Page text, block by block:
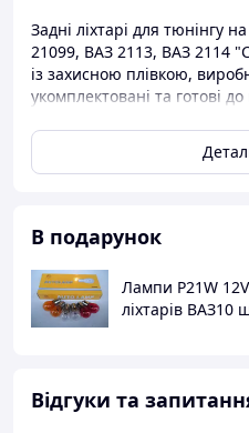
Задні ліхтарі для тюнінгу
21099, ВАЗ 2113, ВАЗ 2114
із захисною плівкою,
укомплектовані та готові
.Наша компанія розробила
задніх ліхтарів для
Інші моделі задніх
В подарунок
Лампи P21W
ліхтарів ВАЗ10
Відгуки та